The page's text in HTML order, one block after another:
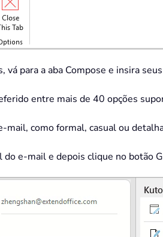
vá para a aba Compose e insira
entre mais de 40 opções
mail, como formal, casual ou
do e-mail e depois clique no botão